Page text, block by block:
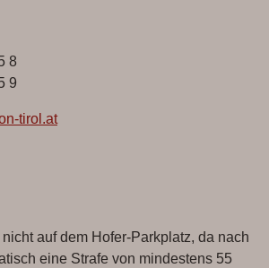
8
9
tirol.at
auf dem Hofer-Parkplatz, da nach
eine Strafe von mindestens 55